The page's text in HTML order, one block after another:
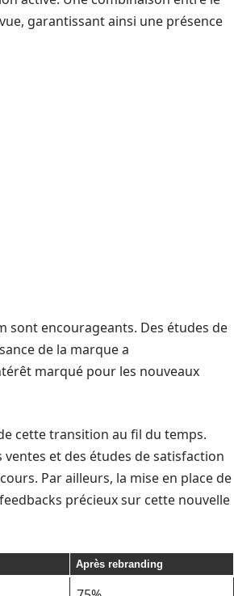
garantissant ainsi une présence
sont encourageants. Des études de
de la marque a
marqué pour les nouveaux
cette transition au fil du temps.
ventes et des études de satisfaction
Par ailleurs, la mise en place de
précieux sur cette nouvelle
Après rebranding